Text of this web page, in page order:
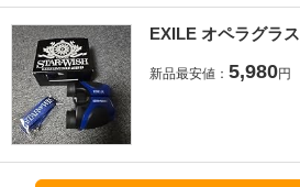
EXILE オペラグラス
新品最安値： 5,980円